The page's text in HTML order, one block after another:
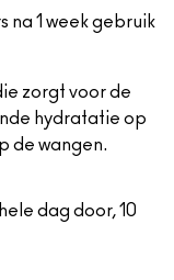
na 1 week gebruik
zorgt voor de
hydratatie op
de wangen.
dag door, 10